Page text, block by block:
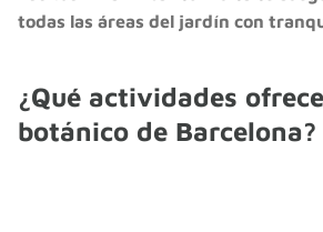
todas las áreas del jardín con
¿Qué actividades
botánico de Barcelona?